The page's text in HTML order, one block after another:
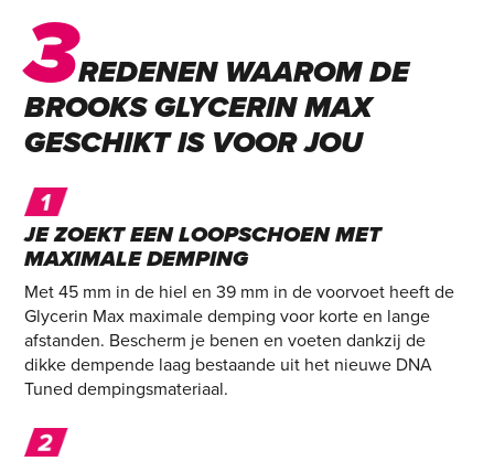
3REDENEN WAAROM DE
BROOKS GLYCERIN MAX
GESCHIKT IS VOOR JOU
JE ZOEKT EEN LOOPSCHOEN MET
MAXIMALE DEMPING
Met 45 mm in de hiel en 39 mm in de voorvoet heeft de
Glycerin Max maximale demping voor korte en lange
afstanden. Bescherm je benen en voeten dankzij de
dikke dempende laag bestaande uit het nieuwe DNA
Tuned dempingsmateriaal.